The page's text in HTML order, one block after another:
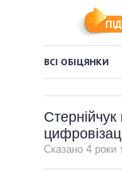
ОГЛЯДИ
КАБІНЕТ
ВСІ
ВСІ ОБІЦЯНКИ
Сказано 4 роки